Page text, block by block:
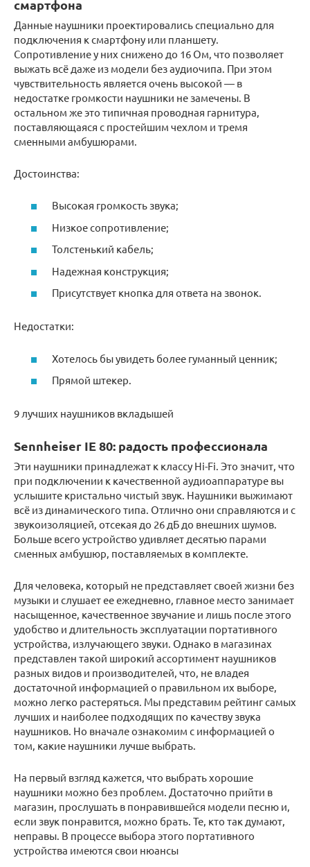
смартфона
Данные наушники проектировались специально для
подключения к смартфону или планшету.
Сопротивление у них снижено до 16 Ом, что позволяет
выжать всё даже из модели без аудиочипа. При этом
чувствительность является очень высокой — в
недостатке громкости наушники не замечены. В
остальном же это типичная проводная гарнитура,
поставляющаяся с простейшим чехлом и тремя
сменными амбушюрами.
Достоинства:
Высокая громкость звука;
Низкое сопротивление;
Толстенький кабель;
Надежная конструкция;
Присутствует кнопка для ответа на звонок.
Недостатки:
Хотелось бы увидеть более гуманный ценник;
Прямой штекер.
9 лучших наушников вкладышей
Sennheiser IE 80: радость профессионала
Эти наушники принадлежат к классу Hi-Fi. Это значит, что
при подключении к качественной аудиоаппаратуре вы
услышите кристально чистый звук. Наушники выжимают
всё из динамического типа. Отлично они справляются и с
звукоизоляцией, отсекая до 26 дБ до внешних шумов.
Больше всего устройство удивляет десятью парами
сменных амбушюр, поставляемых в комплекте.
Для человека, который не представляет своей жизни без
музыки и слушает ее ежедневно, главное место занимает
насыщенное, качественное звучание и лишь после этого
удобство и длительность эксплуатации портативного
устройства, излучающего звуки. Однако в магазинах
представлен такой широкий ассортимент наушников
разных видов и производителей, что, не владея
достаточной информацией о правильном их выборе,
можно легко растеряться. Мы представим рейтинг самых
лучших и наиболее подходящих по качеству звука
наушников. Но вначале ознакомим с информацией о
том, какие наушники лучше выбрать.
На первый взгляд кажется, что выбрать хорошие
наушники можно без проблем. Достаточно прийти в
магазин, прослушать в понравившейся модели песню и,
если звук понравится, можно брать. Те, кто так думают,
неправы. В процессе выбора этого портативного
устройства имеются свои нюансы